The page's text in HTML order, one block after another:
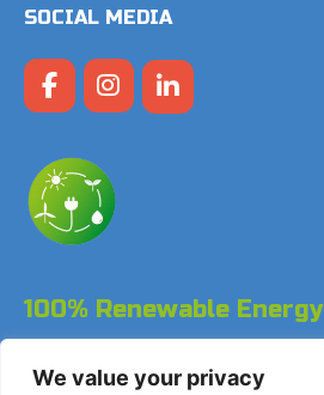
We value your privacy
SOCIAL MEDIA
100% Renewable Energy